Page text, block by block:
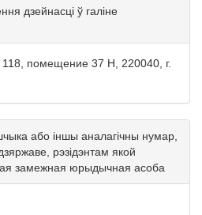
дзейнасці ў галіне
помещение 37 Н, 220040, г.
або іншы аналагічны нумар,
рэзідэнтам якой
замежная юрыдычная асоба